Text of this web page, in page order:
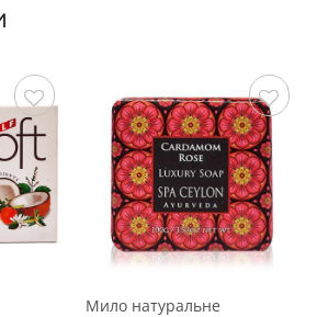
Зберегти
Мило натуральне